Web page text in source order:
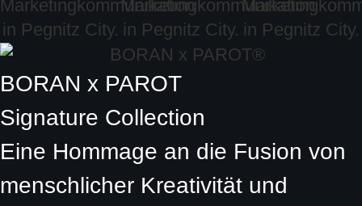
BORAN x PAROT
Signature Collection
Eine Hommage an die Fusion von
menschlicher Kreativität und